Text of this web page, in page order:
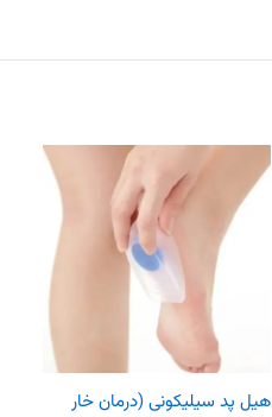
هیل پد سیلیکونی (درمان خار